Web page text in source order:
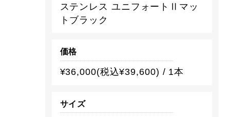
ステンレス ユニフォートⅡマッ
トブラック
価格
¥36,000(税込¥39,600) / 1本
サイズ